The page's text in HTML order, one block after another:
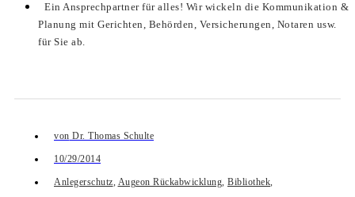
Ein Ansprechpartner für alles! Wir wickeln die Kommunikation &
Planung mit Gerichten, Behörden, Versicherungen, Notaren usw.
für Sie ab.
von Dr. Thomas Schulte
10/29/2014
Anlegerschutz, Augeon Rückabwicklung, Bibliothek,